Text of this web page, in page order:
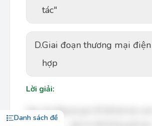
Danh sách đề
tác"
D.Giai đoạn thương mại
hợp
Lời giải:
Bạn cần đăng ký gói VIP để làm bài,